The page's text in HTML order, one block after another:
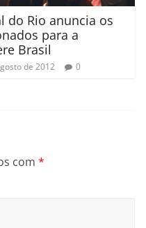
do Rio anuncia os
para a
Brasil
de 2012 0
com *